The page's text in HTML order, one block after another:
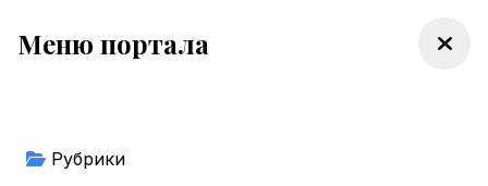
Меню портала
Рубрики